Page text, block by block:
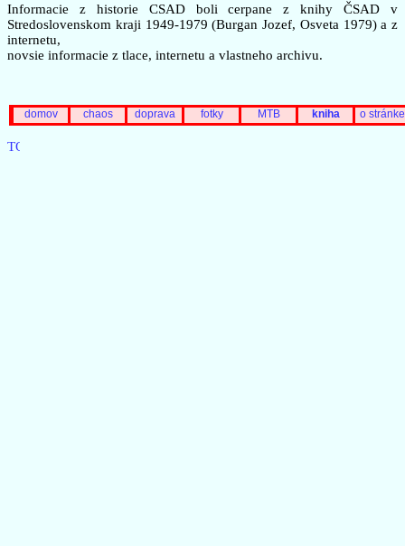
Informacie z historie CSAD boli cerpane z knihy ČSAD v
Stredoslovenskom kraji 1949-1979 (Burgan Jozef, Osveta 1979) a z
internetu,
novsie informacie z tlace, internetu a vlastneho archivu.
domov chaos doprava fotky MTB kniha o stránke